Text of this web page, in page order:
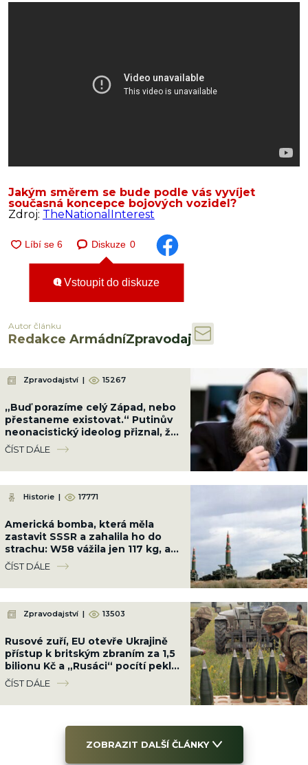
Jakým směrem se bude podle vás vyvíjet
současná koncepce bojových vozidel?
Zdroj: TheNationalInterest
Diskuze 0
Vstoupit do diskuze
Autor článku
Redakce ArmádníZpravodaj
Zpravodajství | 15267
„Buď porazíme celý Západ, nebo
přestaneme existovat.“ Putinův
neonacistický ideolog přiznal, že
Rusko nemá kam couvnout
ČÍST DÁLE
Historie | 17771
Americká bomba, která měla
zastavit SSSR a zahalila ho do
strachu: W58 vážila jen 117 kg, ale
měla sílu 200 kilotun
ČÍST DÁLE
Zpravodajství | 13503
Rusové zuří, EU otevře Ukrajině
přístup k britským zbraním za 1,5
bilionu Kč a „Rusáci“ pocítí peklo
na zemi
ČÍST DÁLE
ZOBRAZIT DALŠÍ ČLÁNKY